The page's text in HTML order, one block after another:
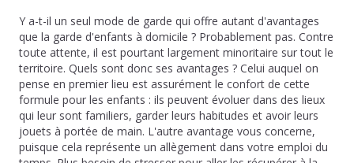
Y a-t-il un seul mode de garde qui offre autant d'avantages
que la garde d'enfants à domicile ? Probablement pas. Contre
toute attente, il est pourtant largement minoritaire sur tout le
territoire. Quels sont donc ses avantages ? Celui auquel on
pense en premier lieu est assurément le confort de cette
formule pour les enfants : ils peuvent évoluer dans des lieux
qui leur sont familiers, garder leurs habitudes et avoir leurs
jouets à portée de main. L'autre avantage vous concerne,
puisque cela représente un allègement dans votre emploi du